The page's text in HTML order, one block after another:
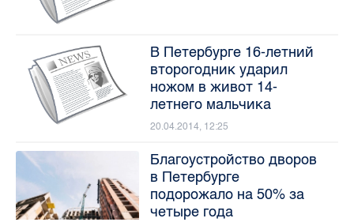
В Петербурге 16-летний
второгодник ударил
ножом в живот 14-
летнего мальчика
20.04.2014, 12:25
Благоустройство дворов
в Петербурге
подорожало на 50% за
четыре года